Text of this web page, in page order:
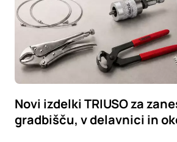
Novi izdelki TRIUSO za
gradbišču, v delavnici in